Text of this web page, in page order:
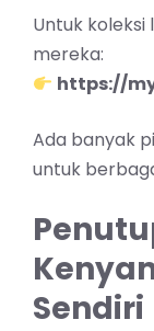
Untuk koleksi
mereka:
https://
Ada banyak
untuk
Sendiri